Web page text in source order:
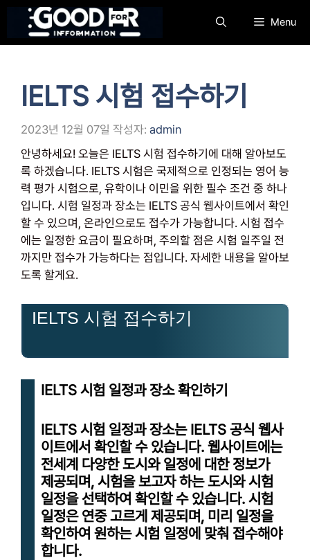
츠
Menu
IELTS 시험 접수하기
2023년 12월 07일 작성자: admin
안녕하세요! 오늘은 IELTS 시험 접수하기에 대해 알아보도
록 하겠습니다. IELTS 시험은 국제적으로 인정되는 영어 능
력 평가 시험으로, 유학이나 이민을 위한 필수 조건 중 하나
입니다. 시험 일정과 장소는 IELTS 공식 웹사이트에서 확인
할 수 있으며, 온라인으로도 접수가 가능합니다. 시험 접수
에는 일정한 요금이 필요하며, 주의할 점은 시험 일주일 전
까지만 접수가 가능하다는 점입니다. 자세한 내용을 알아보
도록 할게요.
IELTS 시험 접수하기
IELTS 시험 일정과 장소 확인하기
IELTS 시험 일정과 장소는 IELTS 공식 웹사
이트에서 확인할 수 있습니다. 웹사이트에는
전세계 다양한 도시와 일정에 대한 정보가
제공되며, 시험을 보고자 하는 도시와 시험
일정을 선택하여 확인할 수 있습니다. 시험
일정은 연중 고르게 제공되며, 미리 일정을
확인하여 원하는 시험 일정에 맞춰 접수해야
합니다.